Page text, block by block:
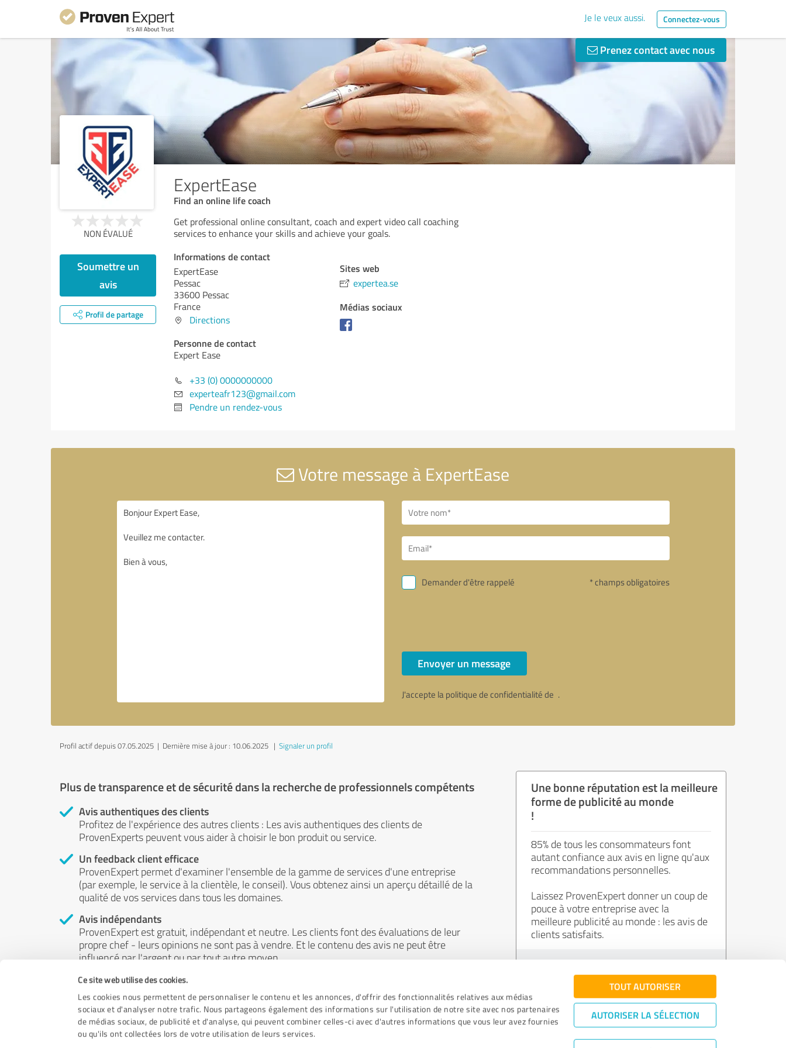
Ce site web utilise des cookies.
Les cookies nous permettent de personnaliser le contenu et les annonces, d'offrir des fonctionnalités relatives aux médias
sociaux et d'analyser notre trafic. Nous partageons également des informations sur l'utilisation de notre site avec nos partenaires
de médias sociaux, de publicité et d'analyse, qui peuvent combiner celles-ci avec d'autres informations que vous leur avez fournies
ou qu'ils ont collectées lors de votre utilisation de leurs services.
TOUT AUTORISER
AUTORISER LA SÉLECTION
Je le veux aussi. Connectez-vous
Prenez contact avec nous
ExpertEase
Find an online life coach
NON ÉVALUÉ
Soumettre un
avis
Profil de partage
Get professional online consultant, coach and expert video call coaching
services to enhance your skills and achieve your goals.
Informations de contact
ExpertEase
Pessac
33600 Pessac
France
Directions
Personne de contact
Expert Ease
+33 (0) 0000000000
experteafr123@gmail.com
Pendre un rendez-vous
Sites web
expertea.se
Médias sociaux
Votre message à ExpertEase
Demander d'être rappelé * champs obligatoires
Envoyer un message
J'accepte la politique de confidentialité de .
Profil actif depuis 07.05.2025 | Dernière mise à jour : 10.06.2025 | Signaler un profil
Plus de transparence et de sécurité dans la recherche de professionnels compétents
Avis authentiques des clients
Profitez de l'expérience des autres clients : Les avis authentiques des clients de
ProvenExperts peuvent vous aider à choisir le bon produit ou service.
Un feedback client efficace
ProvenExpert permet d'examiner l'ensemble de la gamme de services d'une entreprise
(par exemple, le service à la clientèle, le conseil). Vous obtenez ainsi un aperçu détaillé de la
qualité de vos services dans tous les domaines.
Avis indépendants
ProvenExpert est gratuit, indépendant et neutre. Les clients font des évaluations de leur
propre chef - leurs opinions ne sont pas à vendre. Et le contenu des avis ne peut être
influencé par l'argent ou par tout autre moyen.
Une bonne réputation est la meilleure
forme de publicité au monde
!
85% de tous les consommateurs font
autant confiance aux avis en ligne qu'aux
recommandations personnelles.
Laissez ProvenExpert donner un coup de
pouce à votre entreprise avec la
meilleure publicité au monde : les avis de
clients satisfaits.
Inscrivez-vous gratuitement !